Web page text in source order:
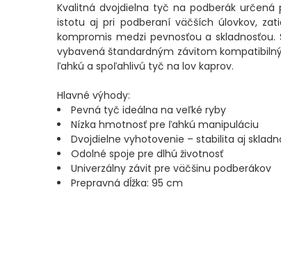
Kvalitná dvojdielna tyč na podberák určená
istotu aj pri podberaní väčších úlovkov,
kompromis medzi pevnosťou a
vybavená štandardným závitom
ľahkú a spoľahlivú tyč na lov kaprov.
Hlavné výhody:
Pevná tyč ideálna na veľké ryby
Nízka hmotnosť pre ľahkú manipuláciu
Dvojdielne vyhotovenie – stabilita aj
Odolné spoje pre dlhú životnosť
Univerzálny závit pre väčšinu podberákov
Prepravná dĺžka: 95 cm
KAPROVÉ
TELESKOPICKÉ